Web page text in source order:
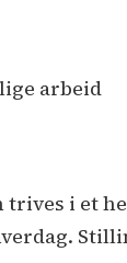
arbeid
i et